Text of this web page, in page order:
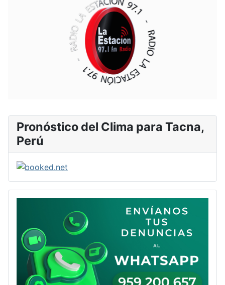
Pronóstico del Clima para Tacna,
Perú